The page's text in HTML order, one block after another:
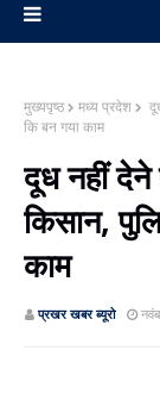
मुख्यपृष्ठ मध्य प्रदेश
कि बन गया काम
दूध नहीं
किसान,
काम
प्रखर खबर ब्‍यूरो